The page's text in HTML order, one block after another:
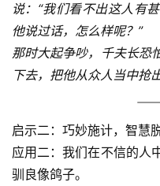
说：“我们看不出这人有
他说过话，怎么样呢？”
那时大起争吵，千夫长恐
下去，把他从众人当中抢
启示二：巧妙施计，智慧
应用二：我们在不信的人
驯良像鸽子。